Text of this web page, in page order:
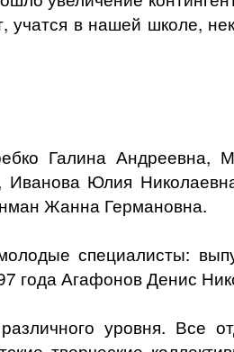
в нашей школе,
Галина Андреевна,
Юлия
Жанна Германовна.
специалисты:
года Агафонов Денис
уровня. Все